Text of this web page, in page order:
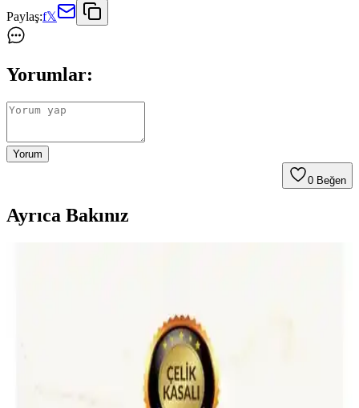
Paylaş:f𝕏
Yorumlar:
Yorum
0 Beğen
Ayrıca Bakınız
Kadın modasında beden ölçüsüne uygun sütyen, jean ve ayakkabı
seçimi gibi temel konulara dair güncel trendler ve pratik stil önerileri
sunulmaktadır. Özel gün kıyafetleri ve aksesuarlar da ele alınmıştır.
Pierre Cardin Kahverengi Monogram Kadın Omuz
Çantası Günlük Kullanım İçin Uygun